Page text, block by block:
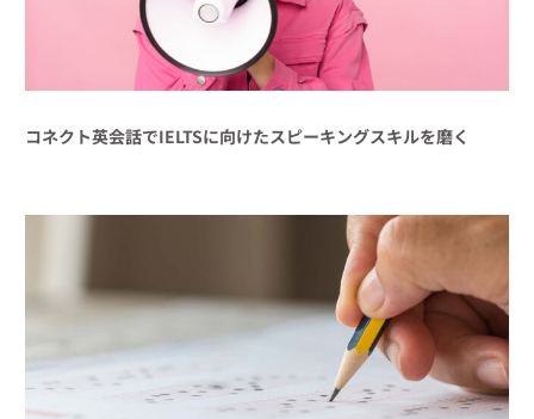
コネクト英会話でIELTSに向けたスピーキングスキルを磨く